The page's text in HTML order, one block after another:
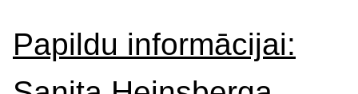
Papildu informācijai: